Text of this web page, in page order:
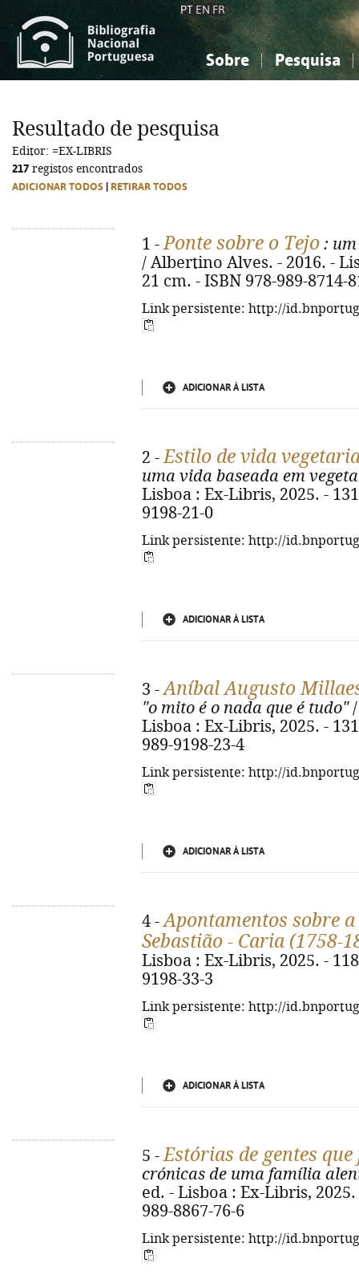
PT EN FR
Sobre Pesquisa
Ciências sociais...
Ciências sociais...
Resultado de pesquisa
Editor: =EX-LIBRIS
217 registos encontrados
ADICIONAR TODOS RETIRAR TODOS
1 -Ponte sobre o Tejo :
/ Albertino Alves. - 2016. -
21 cm. - ISBN 978-989-8714-
Link persistente: http://
ADICIONAR À LISTA
2 -Estilo de vida
uma vida baseada em
Lisboa : Ex-Libris, 2025. -
9198-21-0
Link persistente: http://
ADICIONAR À LISTA
3 -Aníbal Augusto
"o mito é o nada que é tudo"/
Lisboa : Ex-Libris, 2025. -
989-9198-23-4
Link persistente: http://
ADICIONAR À LISTA
4 -Apontamentos sobre
Sebastião - Caria (1758-
Lisboa : Ex-Libris, 2025. -
9198-33-3
Link persistente: http://
ADICIONAR À LISTA
5 -Estórias de gentes
crónicas de uma família
ed. - Lisboa : Ex-Libris,
989-8867-76-6
Link persistente: http://